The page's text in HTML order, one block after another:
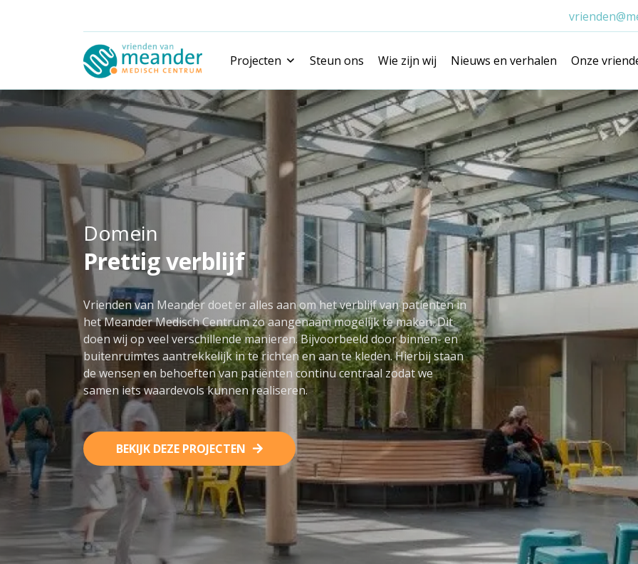
Projecten
Nieuwe projecten
Gerealiseerde projecten
Steun ons Wie zijn wij Nieuws en verhalen Onze
Domein
Prettig verblijf
Vrienden van Meander doet er alles aan om het verblijf van patiënten in
het Meander Medisch Centrum zo aangenaam mogelijk te maken. Dit
doen wij op veel verschillende manieren. Bijvoorbeeld door binnen- en
buitenruimtes aantrekkelijk in te richten en aan te kleden. Hierbij staan
de wensen en behoeften van patiënten continu centraal zodat we
samen iets waardevols kunnen realiseren.
BEKIJK DEZE PROJECTEN